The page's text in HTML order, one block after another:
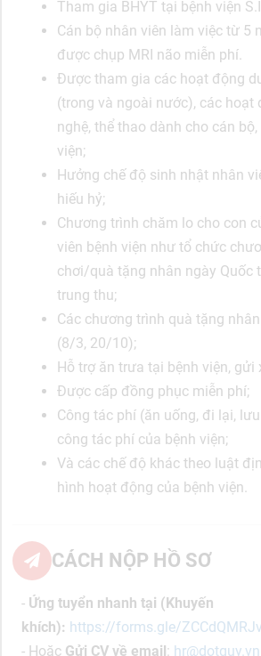
Tham gia BHYT tại bệnh viện
Cán bộ nhân viên làm việc từ 5
được chụp MRI não miễn phí.
Được tham gia các hoạt động
(trong và ngoài nước), các hoạt
nghệ, thể thao dành cho cán
viện;
Hưởng chế độ sinh nhật nhân
hiếu hỷ;
Chương trình chăm lo cho con
viên bệnh viện như tổ chức
chơi/quà tặng nhân ngày Quốc
trung thu;
Các chương trình quà tặng
(8/3, 20/10);
Hỗ trợ ăn trưa tại bệnh viện, gửi
Được cấp đồng phục miễn phí;
Công tác phí (ăn uống, đi lại,
công tác phí của bệnh viện;
Và các chế độ khác theo luật
hình hoạt động của bệnh viện.
CÁCH NỘP HỒ SƠ
- Ứng tuyển nhanh tại (Khuyến
khích): https://forms.gle/
- Hoặc Gửi CV về email: hr@dotquy.vn